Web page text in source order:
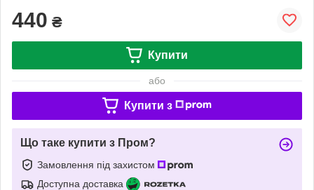
440 ₴
Купити
або
Купити з
Що таке купити з Пром?
Замовлення під захистом
Доступна доставка